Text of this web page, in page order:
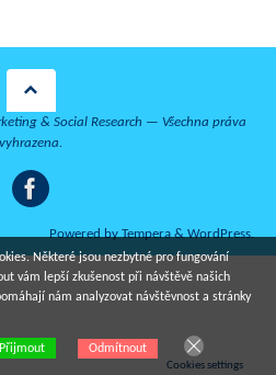
& Social Research — Všechna práva
vyhrazena.
Powered byTempera&WordPress.
Některé jsou nezbytné pro fungování
vám lepší zkušenost při návštěvě našich
nám analyzovat návštěvnost a stránky
Přijmout Odmítnout
Cookies settings